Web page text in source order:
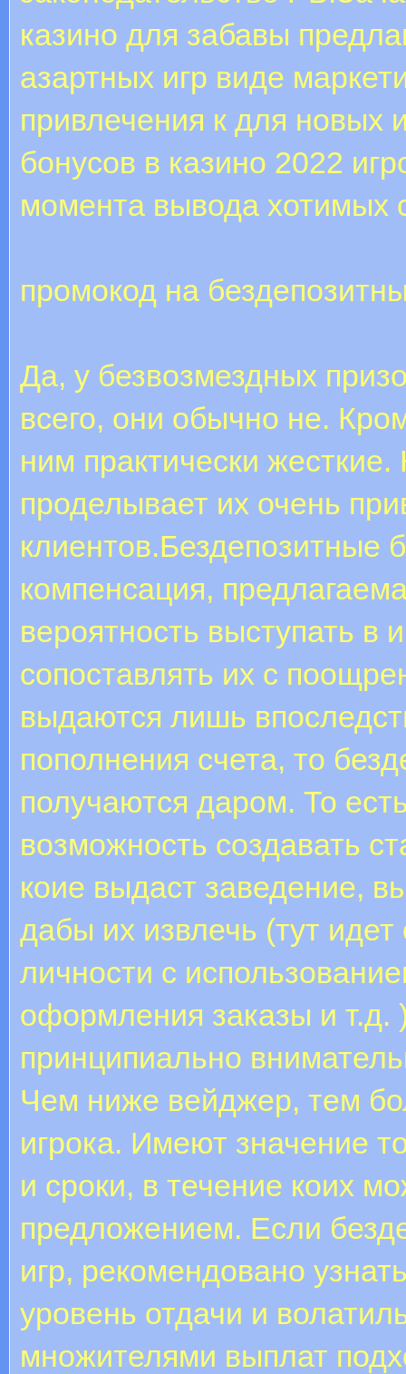
казино для забавы
азартных игр виде
привлечения к для новых
бонусов в казино 2022
момента вывода хотимых
промокод на
Да, у безвозмездных
всего, они обычно не.
ним практически
проделывает их очень
клиентов.Бездепозитные
компенсация,
вероятность выступать в
сопоставлять их с
выдаются лишь
пополнения счета, то
получаются даром. То
возможность создавать
коие выдаст заведение,
дабы их извлечь (тут
личности с
оформления заказы и т.д.
принципиально
Чем ниже вейджер, тем
игрока. Имеют значение
и сроки, в течение коих
предложением. Если
игр, рекомендовано
уровень отдачи и
множителями выплат